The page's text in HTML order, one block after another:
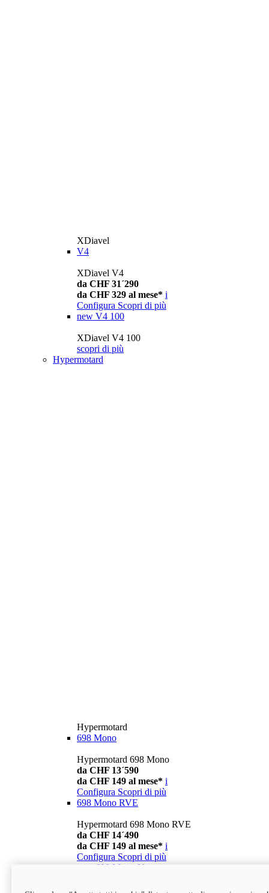
XDiavel
V4
XDiavel V4
da CHF 31´290
da CHF 329 al mese* i
Configura Scopri di più
new V4 100
XDiavel V4 100
scopri di più
Hypermotard
Hypermotard
698 Mono
Hypermotard 698 Mono
da CHF 13´590
da CHF 149 al mese* i
Configura Scopri di più
698 Mono RVE
Hypermotard 698 Mono RVE
da CHF 14´490
da CHF 149 al mese* i
Configura Scopri di più
698 Mono Nera
Hypermotard 698 Mono Nera